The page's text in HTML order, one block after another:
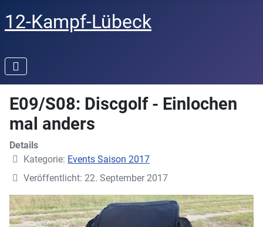
12-Kampf-Lübeck
E09/S08: Discgolf - Einlochen
mal anders
Details
Kategorie: Events Saison 2017
Veröffentlicht: 22. September 2017